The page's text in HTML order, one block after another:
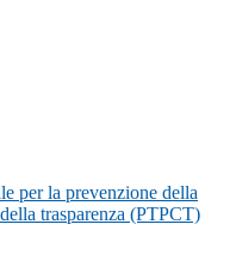
per la prevenzione della
trasparenza (PTPCT)